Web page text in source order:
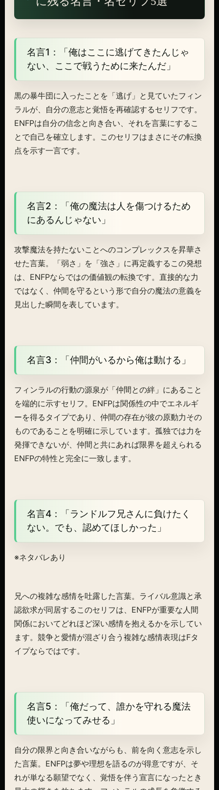
名言1：「俺はここに逃げてきたんじゃ
ない、ここで戦うために来たんだ」
黒の暴牛団に入ったことを「逃げ」と見ていたフィン
ラルが、自分の意志と覚悟を再確認するセリフです。
ENFPは自分の信念と向き合い、それを言葉にするこ
とで自己を確立します。このセリフはまさにその転換
点を示す一言です。
名言2：「俺の魔法は人を傷つけるため
にあるんじゃない」
攻撃魔法を持たないことへのコンプレックスを昇華さ
せた言葉。「弱さ」を「強さ」に再定義するこの発想
は、ENFPならではの価値観の転換です。直接的な力
ではなく、仲間を守るという形で自分の魔法の意義を
見出した瞬間を表しています。
名言3：「仲間がいるから俺は動ける」
フィンラルの行動の源泉が「仲間との絆」にあること
を端的に示すセリフ。ENFPは関係性の中でエネルギ
ーを得るタイプであり、仲間の存在が彼の原動力その
ものであることを明確に示しています。孤独では力を
発揮できないが、仲間と共にあれば限界を超えられる
ENFPの特性と完全に一致します。
名言4：「ランドルフ兄さんに負けたく
ない。でも、認めてほしかった」
※ネタバレあり
兄への複雑な感情を吐露した言葉。ライバル意識と承
認欲求が同居するこのセリフは、ENFPが重要な人間
関係においてどれほど深い感情を抱えるかを示してい
ます。競争と愛情が混ざり合う複雑な感情表現はFタ
イプならではです。
名言5：「俺だって、誰かを守れる魔法
使いになってみせる」
自分の限界と向き合いながらも、前を向く意志を示し
た言葉。ENFPは夢や理想を語るのが得意ですが、そ
れが単なる願望でなく、覚悟を伴う宣言になったとき